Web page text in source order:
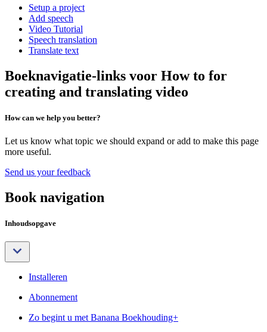
Setup a project
Add speech
Video Tutorial
Speech translation
Translate text
Boeknavigatie-links voor How to for
creating and translating video
How can we help you better?
Let us know what topic we should expand or add to make this page
more useful.
Send us your feedback
Book navigation
Inhoudsopgave
Installeren
Abonnement
Zo begint u met Banana Boekhouding+